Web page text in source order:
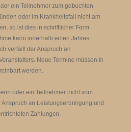
ein Teilnehmer zum gebuchten
oder im Krankheitsfall nicht am
so ist dies in schriftlicher Form
kann innerhalb einen Jahres
verfällt der Anspruch an
Neue Termine müssen in
werden.
oder ein Teilnehmer nicht vom
an Leistungserbringung und
Zahlungen.